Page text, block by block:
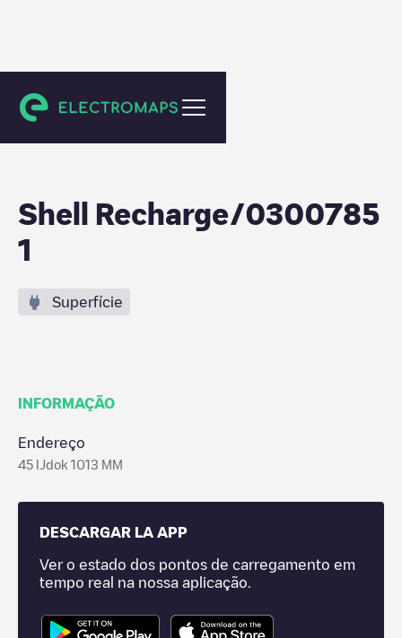
Amsterdam
Shell Recharge/0300785
1
Superfície
INFORMAÇÃO
Endereço
45 IJdok 1013 MM
DESCARGAR LA APP
Ver o estado dos pontos de carregamento em
tempo real na nossa aplicação.